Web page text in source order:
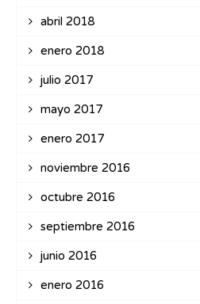
abril 2018
enero 2018
julio 2017
mayo 2017
enero 2017
noviembre 2016
octubre 2016
septiembre 2016
junio 2016
enero 2016